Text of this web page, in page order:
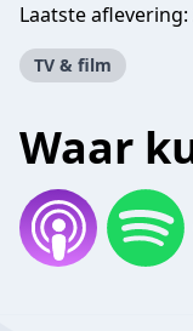
Laatste aflevering:
TV & film
Waar